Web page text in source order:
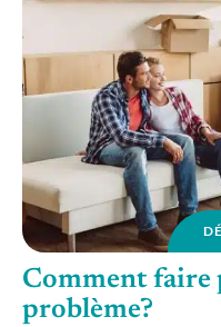
Comment faire
problème?